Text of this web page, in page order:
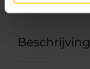
Beschrijving